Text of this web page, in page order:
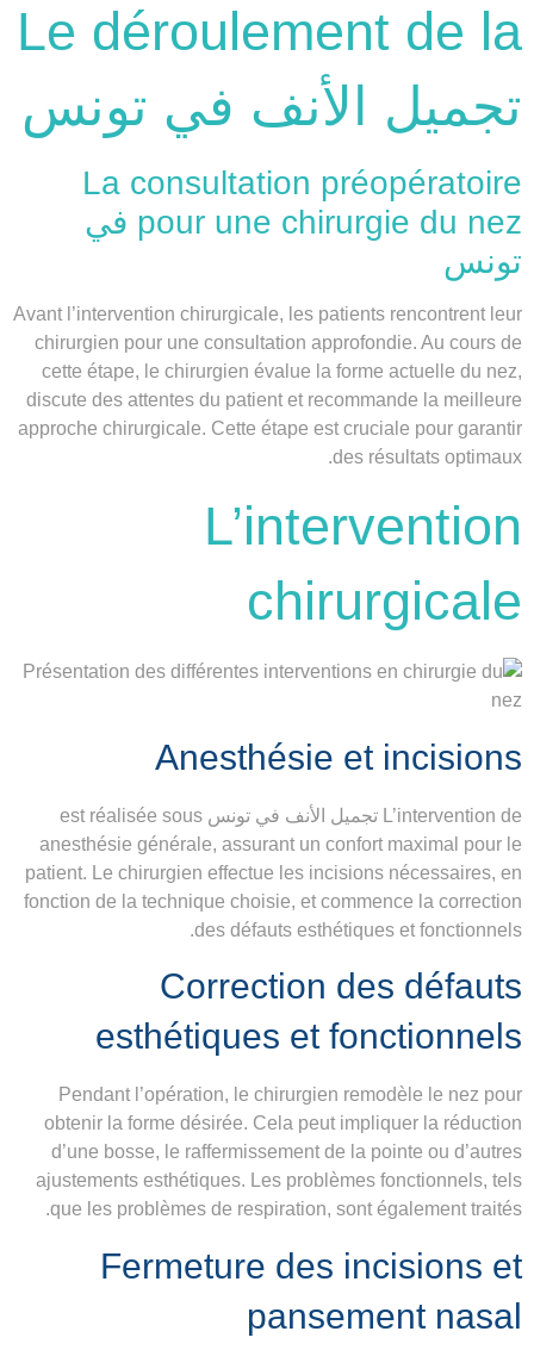
Le déroulement de la
تجميل الأنف في تونس
La consultation préopératoire
pour une chirurgie du nez في
تونس
Avant l’intervention chirurgicale, les patients rencontrent leur
chirurgien pour une consultation approfondie. Au cours de
cette étape, le chirurgien évalue la forme actuelle du nez,
discute des attentes du patient et recommande la meilleure
approche chirurgicale. Cette étape est cruciale pour garantir
des résultats optimaux.
L’intervention
chirurgicale
Anesthésie et incisions
L’intervention de تجميل الأنف في تونس est réalisée sous
anesthésie générale, assurant un confort maximal pour le
patient. Le chirurgien effectue les incisions nécessaires, en
fonction de la technique choisie, et commence la correction
des défauts esthétiques et fonctionnels.
Correction des défauts
esthétiques et fonctionnels
Pendant l’opération, le chirurgien remodèle le nez pour
obtenir la forme désirée. Cela peut impliquer la réduction
d’une bosse, le raffermissement de la pointe ou d’autres
ajustements esthétiques. Les problèmes fonctionnels, tels
que les problèmes de respiration, sont également traités.
Fermeture des incisions et
pansement nasal